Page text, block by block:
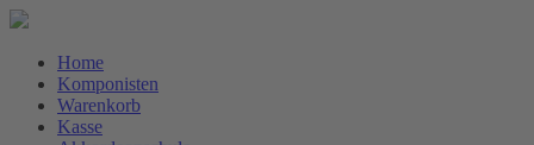
Home
Komponisten
Warenkorb
Kasse